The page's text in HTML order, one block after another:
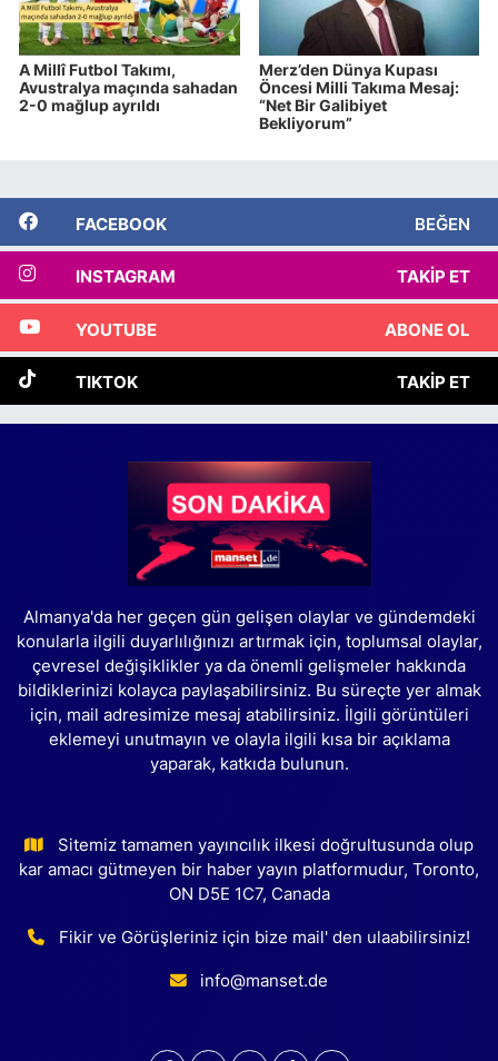
A Millî Futbol Takımı,
Avustralya maçında sahadan
2-0 mağlup ayrıldı
Merz’den Dünya Kupası
Öncesi Milli Takıma Mesaj:
“Net Bir Galibiyet
Bekliyorum”
FACEBOOK BEĞEN
INSTAGRAM TAKIP ET
YOUTUBE ABONE OL
TIKTOK TAKIP ET
Almanya'da her geçen gün gelişen olaylar ve gündemdeki
konularla ilgili duyarlılığınızı artırmak için, toplumsal olaylar,
çevresel değişiklikler ya da önemli gelişmeler hakkında
bildiklerinizi kolayca paylaşabilirsiniz. Bu süreçte yer almak
için, mail adresimize mesaj atabilirsiniz. İlgili görüntüleri
eklemeyi unutmayın ve olayla ilgili kısa bir açıklama
yaparak, katkıda bulunun.
Sitemiz tamamen yayıncılık ilkesi doğrultusunda olup
kar amacı gütmeyen bir haber yayın platformudur, Toronto,
ON D5E 1C7, Canada
Fikir ve Görüşleriniz için bize mail' den ulaabilirsiniz!
info@manset.de